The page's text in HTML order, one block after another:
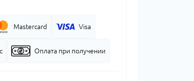
Mastercard Visa
Оплата при получении